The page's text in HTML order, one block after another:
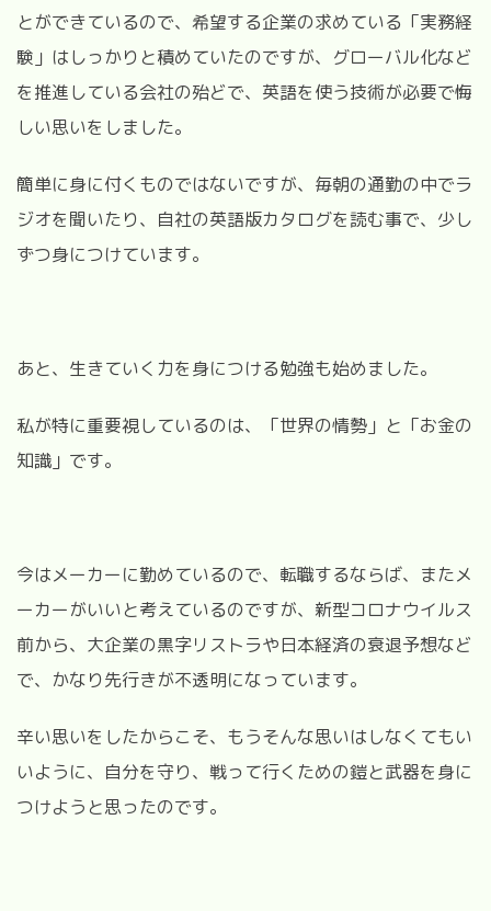
とができているので、希望する企業の求めている「実務経
験」はしっかりと積めていたのですが、グローバル化など
を推進している会社の殆どで、英語を使う技術が必要で悔
しい思いをしました。
簡単に身に付くものではないですが、毎朝の通勤の中でラ
ジオを聞いたり、自社の英語版カタログを読む事で、少し
ずつ身につけています。
あと、生きていく力を身につける勉強も始めました。
私が特に重要視しているのは、「世界の情勢」と「お金の
知識」です。
今はメーカーに勤めているので、転職するならば、またメ
ーカーがいいと考えているのですが、新型コロナウイルス
前から、大企業の黒字リストラや日本経済の衰退予想など
で、かなり先行きが不透明になっています。
辛い思いをしたからこそ、もうそんな思いはしなくてもい
いように、自分を守り、戦って行くための鎧と武器を身に
つけようと思ったのです。